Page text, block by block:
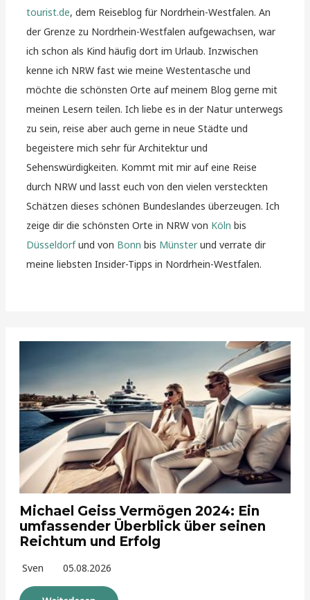
tourist.de, dem Reiseblog für Nordrhein-Westfalen. An
der Grenze zu Nordrhein-Westfalen aufgewachsen, war
ich schon als Kind häufig dort im Urlaub. Inzwischen
kenne ich NRW fast wie meine Westentasche und
möchte die schönsten Orte auf meinem Blog gerne mit
meinen Lesern teilen. Ich liebe es in der Natur unterwegs
zu sein, reise aber auch gerne in neue Städte und
begeistere mich sehr für Architektur und
Sehenswürdigkeiten. Kommt mit mir auf eine Reise
durch NRW und lasst euch von den vielen versteckten
Schätzen dieses schönen Bundeslandes überzeugen. Ich
zeige dir die schönsten Orte in NRW von Köln bis
Düsseldorfund von Bonn bis Münsterund verrate dir
meine liebsten Insider-Tipps in Nordrhein-Westfalen.
Michael Geiss Vermögen 2024: Ein
umfassender Überblick über seinen
Reichtum und Erfolg
Sven 05.08.2026